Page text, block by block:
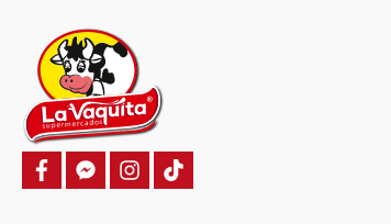
f
a
f
a
i
n
T
i